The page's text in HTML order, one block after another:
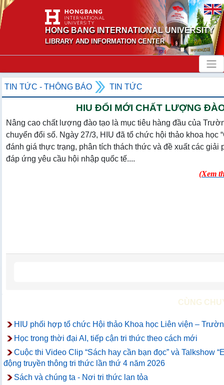
HONG BANG INTERNATIONAL UNIVERSITY
LIBRARY AND INFORMATION CENTER
TIN TỨC - THÔNG BÁO TIN TỨC
HIU ĐỔI MỚI CHẤT LƯỢNG
Nâng cao chất lượng đào tạo là mục tiêu hàng đầu của
chuyển đổi số. Ngày 27/3, HIU đã tổ chức hội thảo khoa
đánh giá thực trạng, phân tích thách thức và đề xuất các
đáp ứng yêu cầu hội nhập quốc tế....
(Xem
CÙNG
HIU phối hợp tổ chức Hội thảo Khoa học Liên viện –
Học trong thời đại AI, tiếp cận tri thức theo cách mới
Cuộc thi Video Clip “Sách hay cần bạn đọc” và Talkshow
động truyền thông tri thức lần thứ 4 năm 2026
Sách và chúng ta - Nơi tri thức lan tỏa